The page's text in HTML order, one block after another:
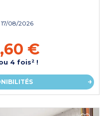
17/08/2026
€
4 fois² !